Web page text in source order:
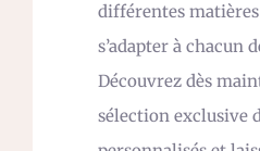
différentes
s’adapter à chacun
Découvrez dès
sélection exclusive